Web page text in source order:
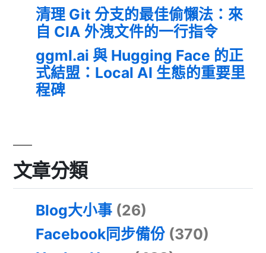
清理 Git 分支的最佳偷懶法：來
自 CIA 外洩文件的一行指令
ggml.ai 與 Hugging Face 的正
式結盟：Local AI 生態的重要里
程碑
文章分類
Blog大小事 (26)
Facebook同步備份 (370)